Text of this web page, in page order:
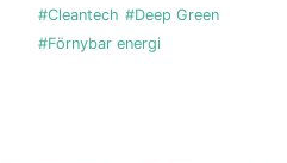
#Cleantech #Deep Green
#Förnybar energi